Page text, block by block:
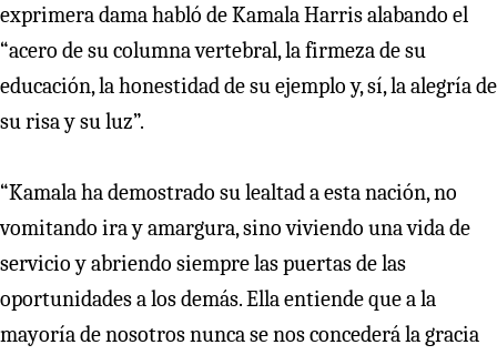
exprimera dama habló de Kamala Harris alabando el
“acero de su columna vertebral, la firmeza de su
educación, la honestidad de su ejemplo y, sí, la alegría de
su risa y su luz”.
“Kamala ha demostrado su lealtad a esta nación, no
vomitando ira y amargura, sino viviendo una vida de
servicio y abriendo siempre las puertas de las
oportunidades a los demás. Ella entiende que a la
mayoría de nosotros nunca se nos concederá la gracia